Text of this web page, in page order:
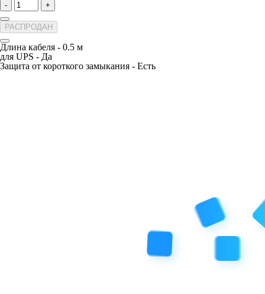
- +
РАСПРОДАН
Длина кабеля - 0.5 м
для UPS - Да
Защита от короткого замыкания - Есть